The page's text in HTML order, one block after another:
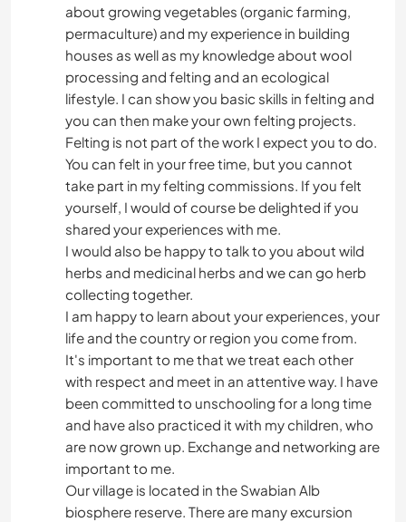
JARDINAGE
about growing vegetables (organic farming,
permaculture) and my experience in building
houses as well as my knowledge about wool
processing and felting and an ecological
lifestyle. I can show you basic skills in felting and
you can then make your own felting projects.
Felting is not part of the work I expect you to do.
You can felt in your free time, but you cannot
take part in my felting commissions. If you felt
yourself, I would of course be delighted if you
shared your experiences with me.
I would also be happy to talk to you about wild
herbs and medicinal herbs and we can go herb
collecting together.
I am happy to learn about your experiences, your
life and the country or region you come from.
It's important to me that we treat each other
with respect and meet in an attentive way. I have
been committed to unschooling for a long time
and have also practiced it with my children, who
are now grown up. Exchange and networking are
important to me.
Our village is located in the Swabian Alb
biosphere reserve. There are many excursion